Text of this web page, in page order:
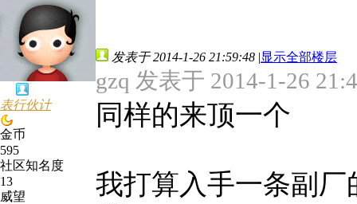
表行伙计
金币
595
社区知名度
13
威望
发表于 2014-1-26 21:59:48 |显示全部楼层
gzq 发表于 2014-1-26
同样的来顶一个
我打算入手一条副